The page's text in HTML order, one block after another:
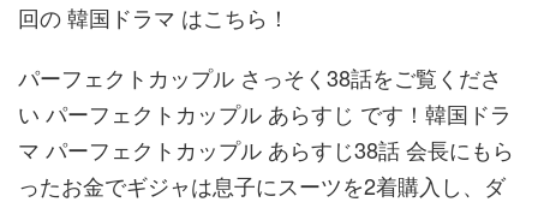
回の 韓国ドラマ はこちら！
パーフェクトカップル さっそく38話をご覧くださ
い パーフェクトカップル あらすじ です！韓国ドラ
マ パーフェクトカップル あらすじ38話 会長にもら
ったお金でギジャは息子にスーツを2着購入し、ダ